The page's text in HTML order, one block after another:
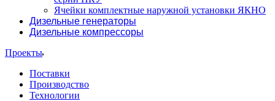
Ячейки комплектные наружной установки ЯКНО
Дизельные генераторы
Дизельные компрессоры
Проекты
Поставки
Производство
Технологии